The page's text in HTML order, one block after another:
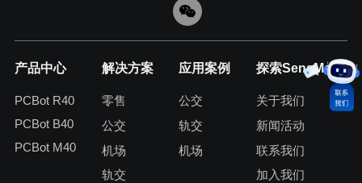
产品中心
PCBot R40
PCBot B40
PCBot M40
解决方案
零售
公交
机场
轨交
应用案例
公交
轨交
机场
探索SensMode
关于我们
新闻活动
联系我们
加入我们